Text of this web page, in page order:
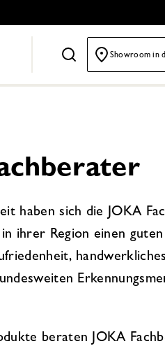
Showroom in
haben sich die JOKA
ihrer Region einen
beraten JOKA